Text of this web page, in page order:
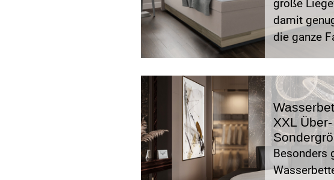
große
damit
die ganze
XXL
Besonders